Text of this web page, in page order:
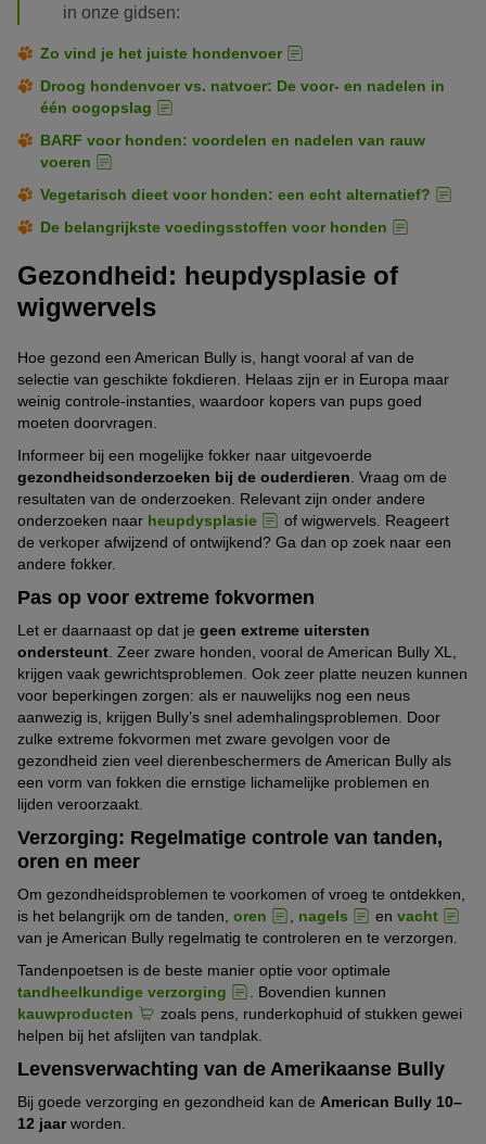
in onze gidsen:
Zo vind je het juiste hondenvoer
Droog hondenvoer vs. natvoer: De voor- en nadelen in
één oogopslag
BARF voor honden: voordelen en nadelen van rauw
voeren
Vegetarisch dieet voor honden: een echt alternatief?
De belangrijkste voedingsstoffen voor honden
Gezondheid: heupdysplasie of
wigwervels
Hoe gezond een American Bully is, hangt vooral af van de
selectie van geschikte fokdieren. Helaas zijn er in Europa maar
weinig controle-instanties, waardoor kopers van pups goed
moeten doorvragen.
Informeer bij een mogelijke fokker naar uitgevoerde
gezondheidsonderzoeken bij de ouderdieren . Vraag om de
resultaten van de onderzoeken. Relevant zijn onder andere
onderzoeken naar heupdysplasie
of wigwervels. Reageert
de verkoper afwijzend of ontwijkend? Ga dan op zoek naar een
andere fokker.
Pas op voor extreme fokvormen
Let er daarnaast op dat je geen extreme uitersten
ondersteunt . Zeer zware honden, vooral de American Bully XL,
krijgen vaak gewrichtsproblemen. Ook zeer platte neuzen kunnen
voor beperkingen zorgen: als er nauwelijks nog een neus
aanwezig is, krijgen Bully’s snel ademhalingsproblemen. Door
zulke extreme fokvormen met zware gevolgen voor de
gezondheid zien veel dierenbeschermers de American Bully als
een vorm van fokken die ernstige lichamelijke problemen en
lijden veroorzaakt.
Verzorging: Regelmatige controle van tanden,
oren en meer
Om gezondheidsproblemen te voorkomen of vroeg te ontdekken,
is het belangrijk om de tanden, oren nagels en vacht
van je American Bully regelmatig te controleren en te verzorgen.
Tandenpoetsen is de beste manier optie voor optimale
tandheelkundige verzorging
. Bovendien kunnen
kauwproducten
zoals pens, runderkophuid of stukken gewei
helpen bij het afslijten van tandplak.
Levensverwachting van de Amerikaanse Bully
Bij goede verzorging en gezondheid kan de American Bully 10–
12 jaarworden.